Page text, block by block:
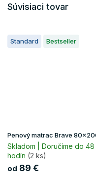
Súvisiaci tovar
Standard Bestseller
Penový matrac Brave
Skladom | Doručíme do 48
hodín (2 ks)
od 89 €